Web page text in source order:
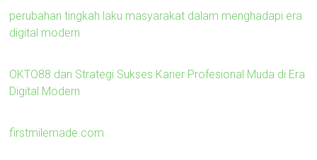
perubahan tingkah laku masyarakat dalam menghadapi era
digital modern
OKTO88 dan Strategi Sukses Karier Profesional Muda di Era
Digital Modern
firstmilemade.com